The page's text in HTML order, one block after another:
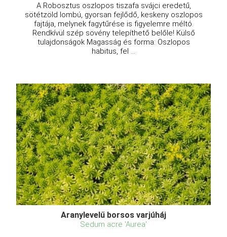
A Robosztus oszlopos tiszafa svájci eredetű,
sötétzöld lombú, gyorsan fejlődő, keskeny oszlopos
fajtája, melynek fagytűrése is figyelemre méltó.
Rendkívül szép sövény telepíthető belőle! Külső
tulajdonságok Magasság és forma: Oszlopos
habitus, fel ...
Aranylevelű borsos varjúháj
Sedum acre 'Aurea'